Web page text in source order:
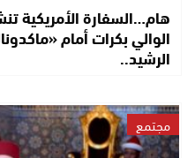
هام…السفارة الأمريكية
الوالي بكرات أمام
الرشيد..
مجتمع